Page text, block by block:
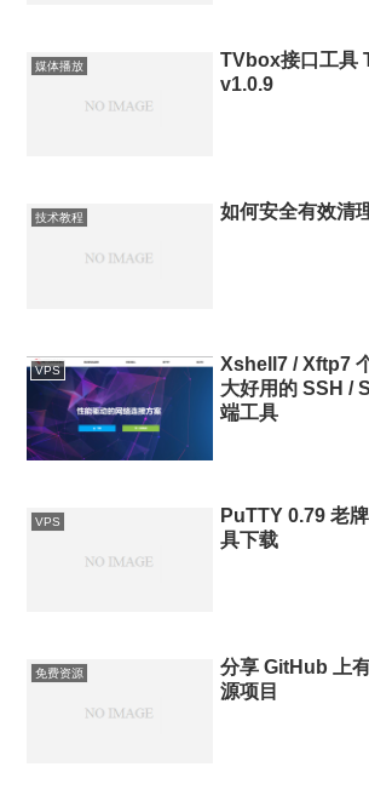
媒体播放
TVbox接口工具
v1.0.9
技术教程 如何安全有效清
VPS
Xshell7 / Xftp7
大好用的 SSH /
端工具
VPS
PuTTY 0.79 老
具下载
免费资源
分享 GitHub 上
源项目